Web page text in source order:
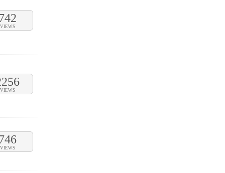
VIEWS
VIEWS
VIEWS